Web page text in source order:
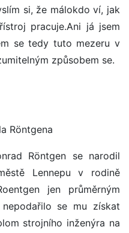
si, že málokdo ví, jak
pracuje.Ani já jsem
se tedy tuto mezeru v
způsobem se.
Röntgena
Röntgen se narodil
Lennepu v rodině
jen průměrným
se mu získat
strojního inženýra na